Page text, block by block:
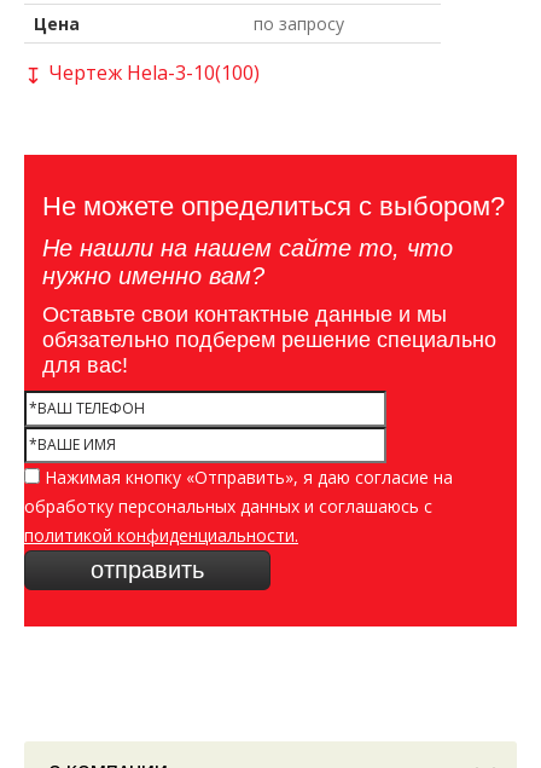
Цена
по запросу
Чертеж Hela-3-10(100)
Не можете определиться с выбором?
Не нашли на нашем сайте то, что
нужно именно вам?
Оставьте свои контактные данные и мы
обязательно подберем решение специально
для вас!
Нажимая кнопку «Отправить», я даю согласие на
обработку персональных данных и соглашаюсь c
политикой конфиденциальности.